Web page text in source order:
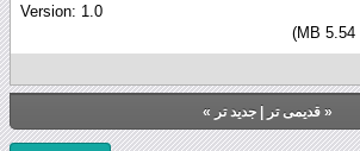
Version: 1.0
«قدیمی تر |جدید تر »